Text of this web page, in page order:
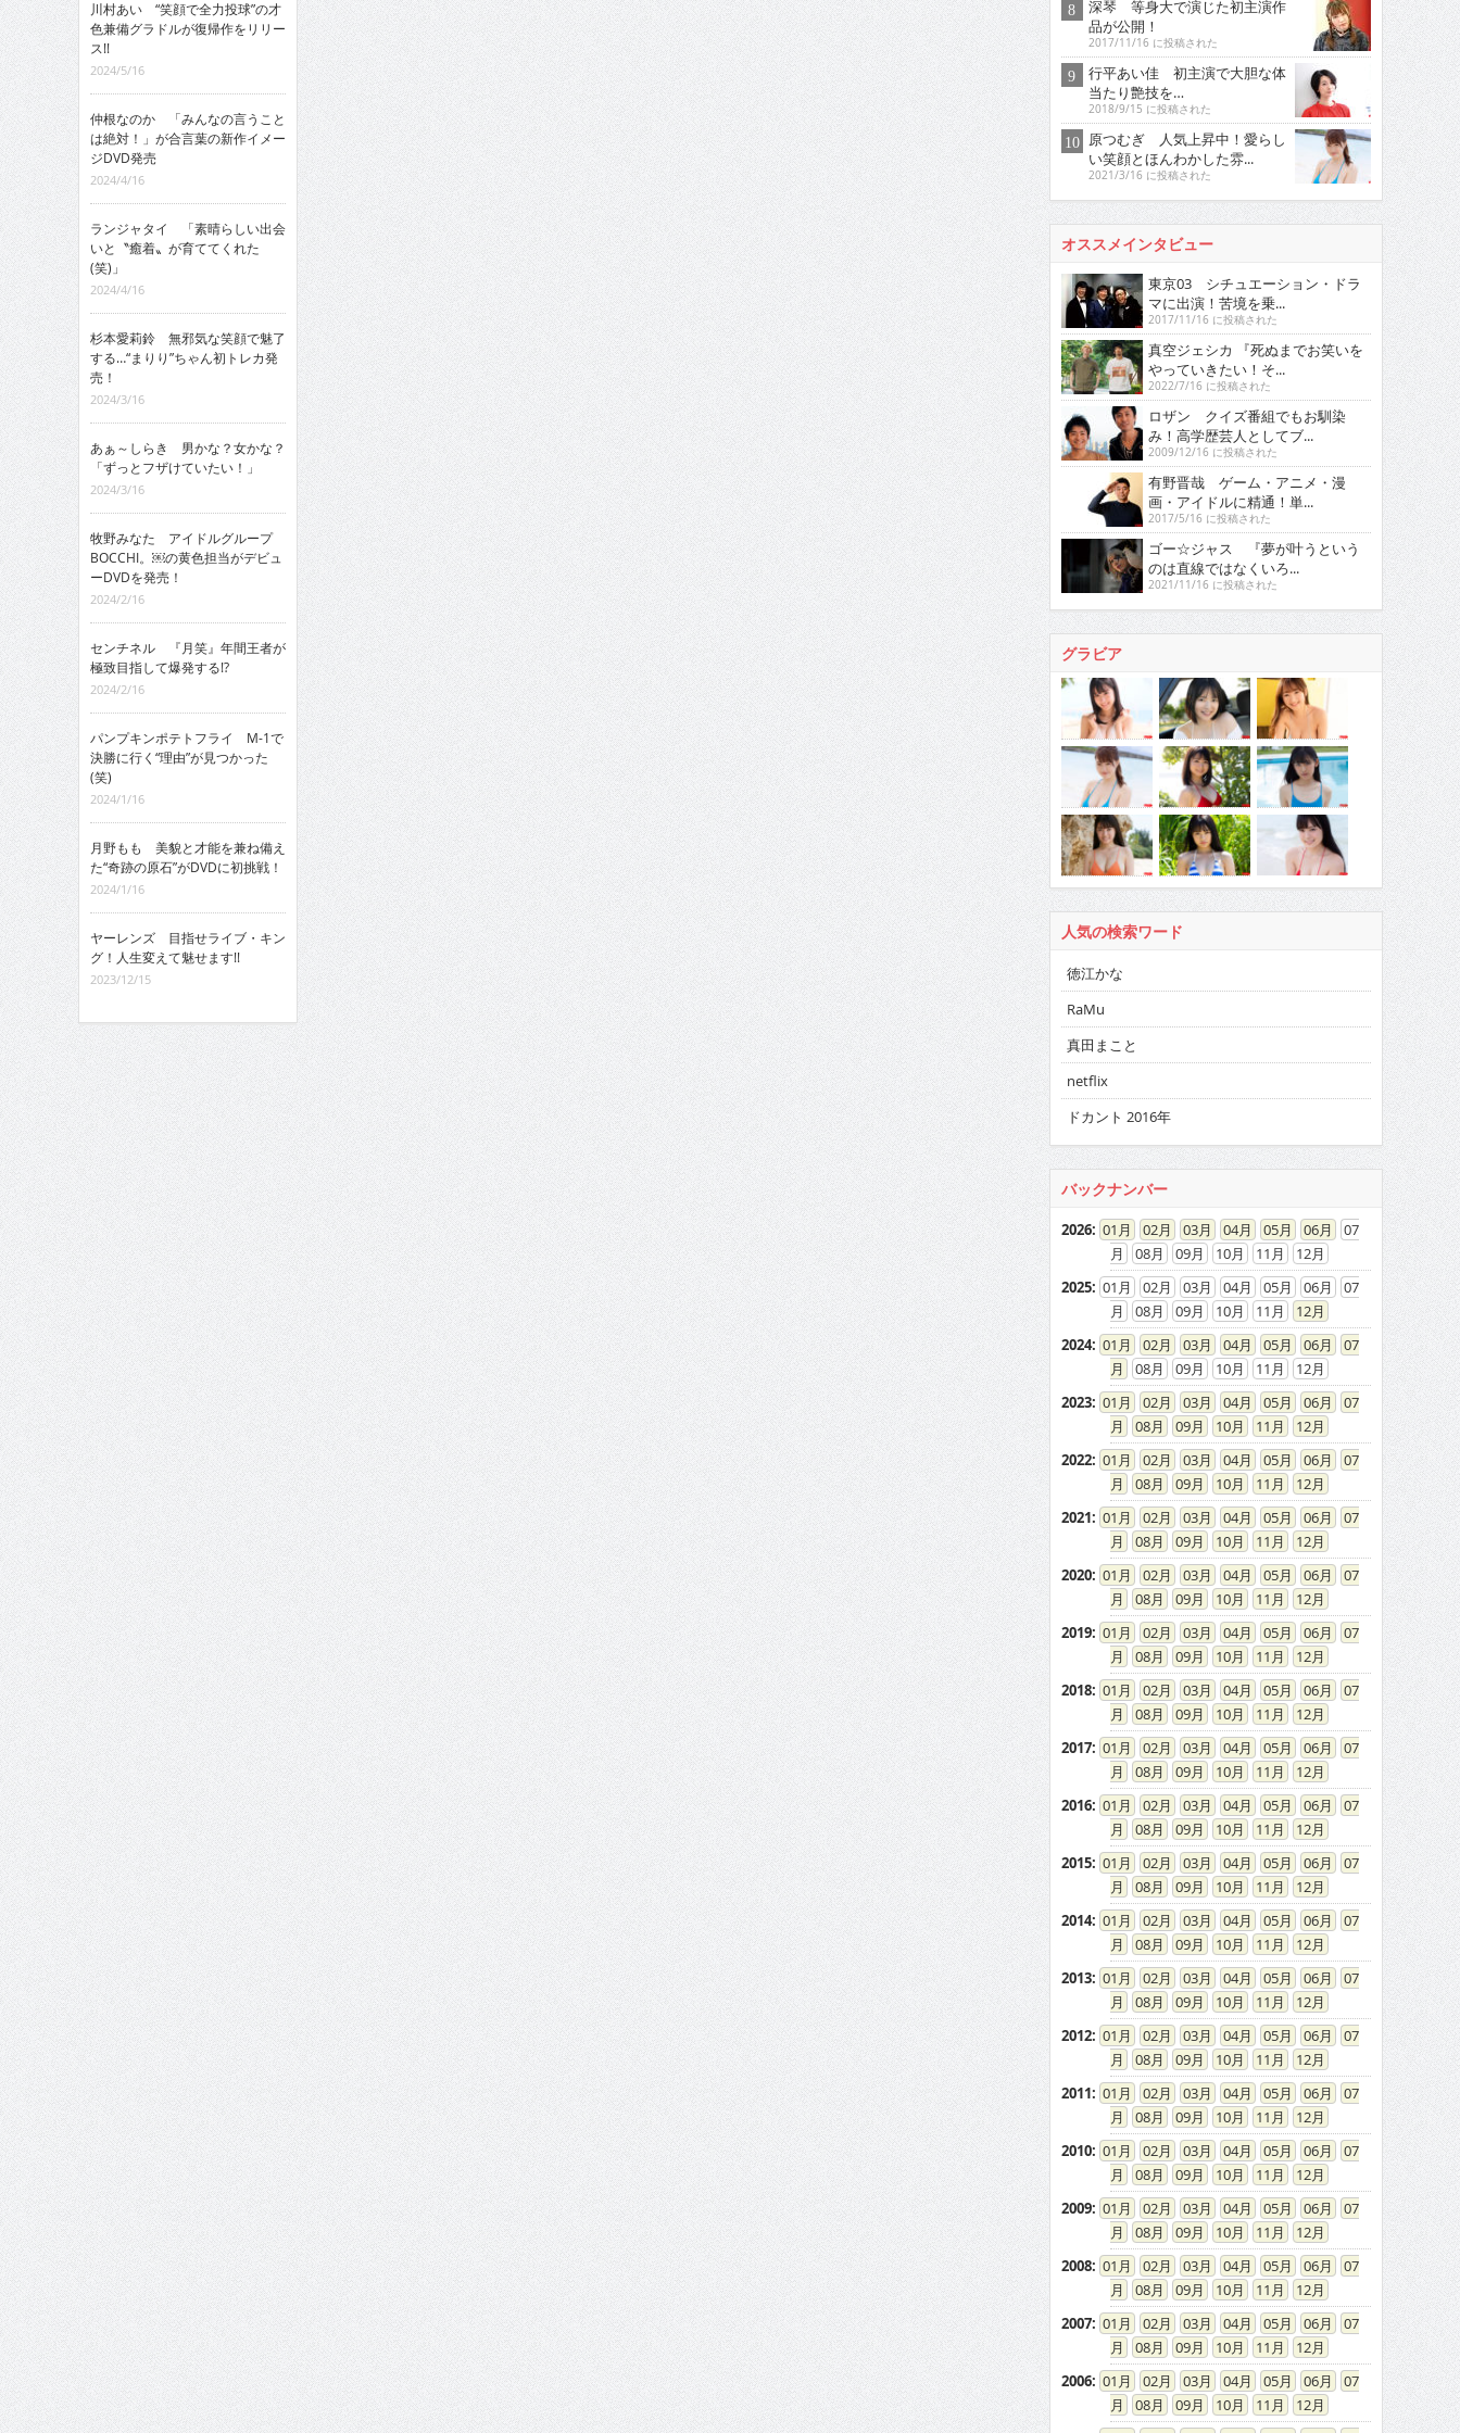
川村あい “笑顔で全力投球”の才
色兼備グラドルが復帰作をリリー
ス!!
2024/5/16
仲根なのか 「みんなの言うこと
は絶対！」が合言葉の新作イメー
ジDVD発売
2024/4/16
ランジャタイ 「素晴らしい出会
いと〝癒着〟が育ててくれた
(笑)」
2024/4/16
杉本愛莉鈴 無邪気な笑顔で魅了
する…“まりり”ちゃん初トレカ発
売！
2024/3/16
あぁ～しらき 男かな？女かな？
「ずっとフザけていたい！」
2024/3/16
牧野みなた アイドルグループ
BOCCHI。￼の黄色担当がデビュ
ーDVDを発売！
2024/2/16
センチネル 『月笑』年間王者が
極致目指して爆発する!?
2024/2/16
パンプキンポテトフライ M-1で
決勝に行く“理由”が見つかった
(笑)
2024/1/16
月野もも 美貌と才能を兼ね備え
た“奇跡の原石”がDVDに初挑戦！
2024/1/16
ヤーレンズ 目指せライブ・キン
グ！人生変えて魅せます!!
2023/12/15
深琴 等身大で演じた初主演作
品が公開！
2017/11/16 に投稿された
行平あい佳 初主演で大胆な体
当たり艶技を…
2018/9/15 に投稿された
原つむぎ 人気上昇中！愛らし
い笑顔とほんわかした雰...
2021/3/16 に投稿された
オススメインタビュー
東京03 シチュエーション・ドラ
マに出演！苦境を乗...
2017/11/16 に投稿された
真空ジェシカ 『死ぬまでお笑いを
やっていきたい！そ...
2022/7/16 に投稿された
ロザン クイズ番組でもお馴染
み！高学歴芸人としてブ...
2009/12/16 に投稿された
有野晋哉 ゲーム・アニメ・漫
画・アイドルに精通！単...
2017/5/16 に投稿された
ゴー☆ジャス 『夢が叶うという
のは直線ではなくいろ...
2021/11/16 に投稿された
グラビア
人気の検索ワード
徳江かな
RaMu
真田まこと
netflix
ドカント 2016年
バックナンバー
2026: 01 02 03 04 05 06
07
08
09 10 11
12
2025: 01 02 03 04 05 06
07
08
09 10 11
12
2024: 01 02 03 04 05 06
07
08
09 10 11
12
2023: 01 02 03 04 05 06
07
08
09 10 11
12
2022: 01 02 03 04 05 06
07
08
09 10 11
12
2021: 01 02 03 04 05 06
07
08
09 10 11
12
2020: 01 02 03 04 05 06
07
08
09 10 11
12
2019: 01 02 03 04 05 06
07
08
09 10 11
12
2018: 01 02 03 04 05 06
07
08
09 10 11
12
2017: 01 02 03 04 05 06
07
08
09 10 11
12
2016: 01 02 03 04 05 06
07
08
09 10 11
12
2015: 01 02 03 04 05 06
07
08
09 10 11
12
2014: 01 02 03 04 05 06
07
08
09 10 11
12
2013: 01 02 03 04 05 06
07
08
09 10 11
12
2012: 01 02 03 04 05 06
07
08
09 10 11
12
2011: 01 02 03 04 05 06
07
08
09 10 11
12
2010: 01 02 03 04 05 06
07
08
09 10 11
12
2009: 01 02 03 04 05 06
07
08
09 10 11
12
2008: 01 02 03 04 05 06
07
08
09 10 11
12
2007: 01 02 03 04 05 06
07
08
09 10 11
12
2006: 01 02 03 04 05 06
07
08
09 10 11
12